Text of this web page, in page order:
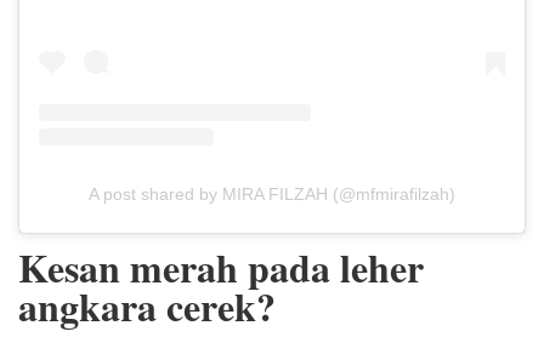
A post shared by MIRA FILZAH (@mfmirafilzah)
Kesan merah pada leher
angkara cerek?